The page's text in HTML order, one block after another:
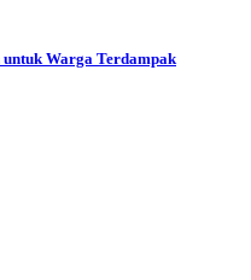
Warga Terdampak